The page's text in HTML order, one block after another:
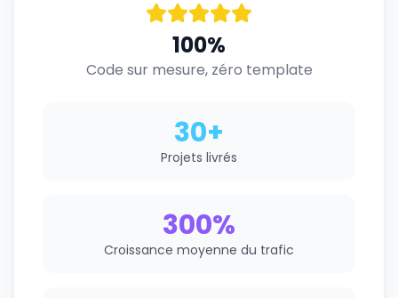
100%
Code sur mesure, zéro template
30+
Projets livrés
300%
Croissance moyenne du trafic